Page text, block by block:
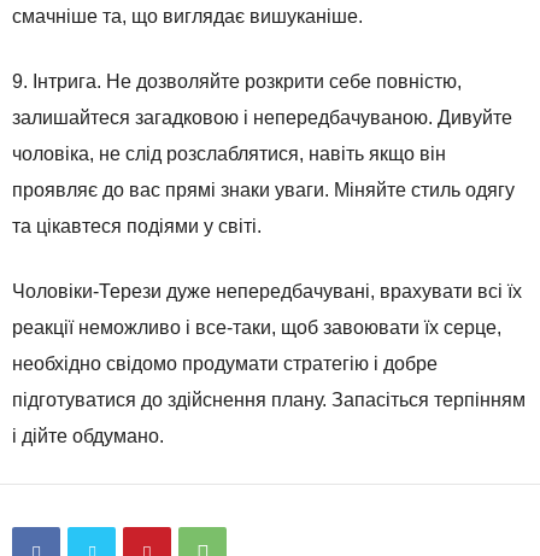
смачніше та, що виглядає вишуканіше.
9. Інтрига. Не дозволяйте розкрити себе повністю,
залишайтеся загадковою і непередбачуваною. Дивуйте
чоловіка, не слід розслаблятися, навіть якщо він
проявляє до вас прямі знаки уваги. Міняйте стиль одягу
та цікавтеся подіями у світі.
Чоловіки-Терези дуже непередбачувані, врахувати всі їх
реакції неможливо і все-таки, щоб завоювати їх серце,
необхідно свідомо продумати стратегію і добре
підготуватися до здійснення плану. Запасіться терпінням
і дійте обдумано.